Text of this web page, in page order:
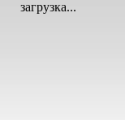
загрузка...